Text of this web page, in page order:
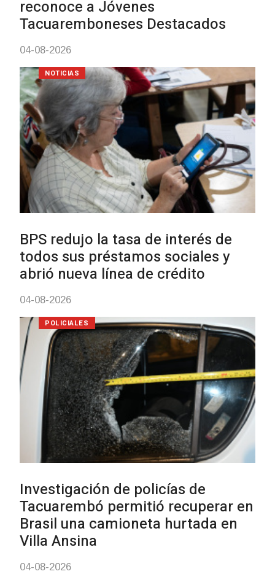
meningococo
03-08-2026
personas en situación de
discapacidad
Siniestro laboral con
de carne
01-08-2026
Inauguran Destacamento de la
Republicana en Durazno
31-07-2026
NOTICIAS